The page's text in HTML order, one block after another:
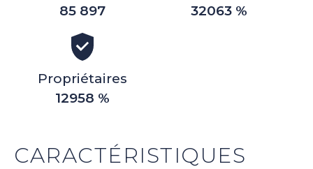
85 897
32063 %
Propriétaires
12958 %
CARACTÉRISTIQUES